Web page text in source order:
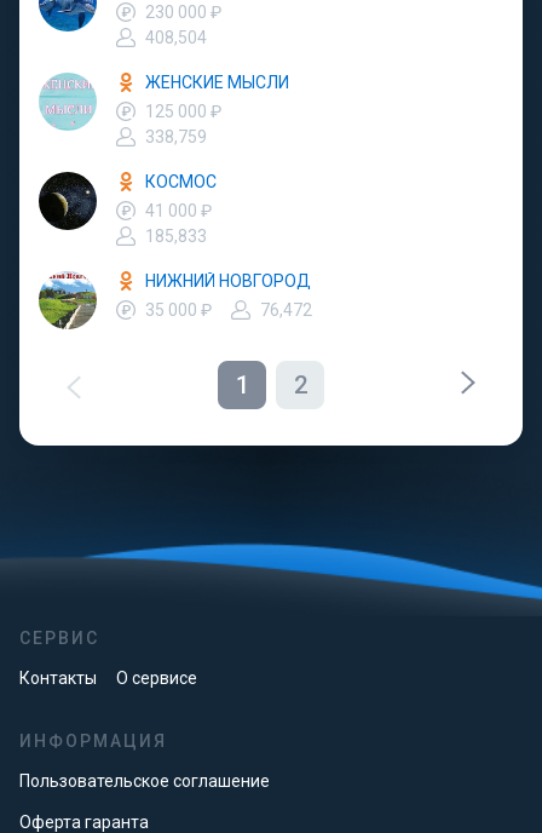
230 000 ₽
408,504
ЖЕНСКИЕ МЫСЛИ
125 000 ₽
338,759
КОСМОС
41 000 ₽
185,833
НИЖНИЙ НОВГОРОД
35 000 ₽
76,472
1 2
СЕРВИС
Контакты О сервисе
ИНФОРМАЦИЯ
Пользовательское соглашение
Оферта гаранта